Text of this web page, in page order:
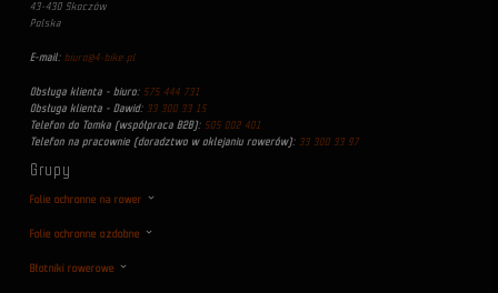
43-430 Skoczów
Polska
E-mail: biuro@4-bike.pl
Obsługa klienta - biuro: 575 444 731
Obsługa klienta - Dawid: 33 300 33 15
Telefon do Tomka (współpraca B2B): 505 002 401
Telefon na pracownie (doradztwo w oklejaniu rowerów): 33 300 33 97
Grupy
Folie ochronne na rower
Folie ochronne ozdobne
Błotniki rowerowe